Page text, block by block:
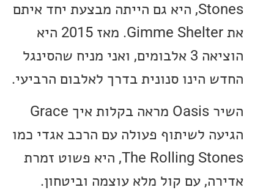
Stones, היא גם הייתה מבצעת יחד איתם
את Gimme Shelter. מאז 2015 היא
הוציאה 3 אלבומים, ואני מניח שהסינגל
הינו סנונית בדרך לאלבום הרביעי.
השיר Oasis מראה בקלות איך Grace
לשיתוף פעולה עם הרכב אגדי כמו
The Rolling Stones, היא פשוט זמרת
עם קול מלא עוצמה וביטחון.